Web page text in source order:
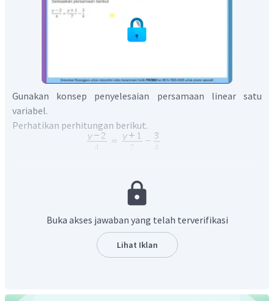
Gunakan konsep penyelesaian persamaan linear satu
variabel.
Perhatikan perhitungan berikut.
Buka akses jawaban yang telah terverifikasi
Lihat Iklan